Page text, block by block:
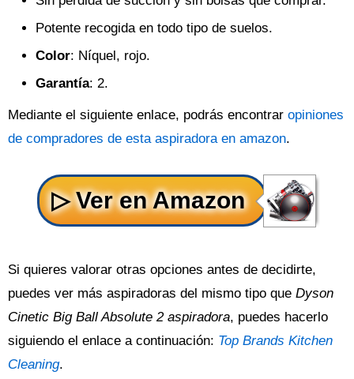
Potente recogida en todo tipo de suelos.
Color: Níquel, rojo.
Garantía: 2.
Mediante el siguiente enlace, podrás encontrar opiniones
de compradores de esta aspiradora en amazon.
Si quieres valorar otras opciones antes de decidirte,
puedes ver más aspiradoras del mismo tipo que Dyson
Cinetic Big Ball Absolute 2 aspiradora, puedes hacerlo
siguiendo el enlace a continuación: Top Brands Kitchen
Cleaning.